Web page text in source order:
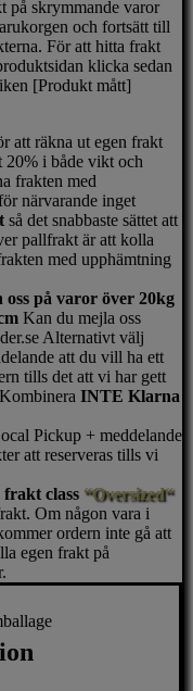
på skrymmande varor
och fortsätt till
För att hitta frakt
klicka sedan
[Produkt mått]
att räkna ut egen frakt
20% i både vikt och
frakten med
närvarande inget
så det snabbaste sättet att
pallfrakt är att kolla
med upphämtning
på varor över 20kg
Kan du mejla oss
Alternativt välj
att du vill ha ett
tills det att vi har gett
Kombinera INTE Klarna
Pickup + meddelande
att reserveras tills vi
class “Oversized“
Om någon vara i
ordern inte gå att
egen frakt på